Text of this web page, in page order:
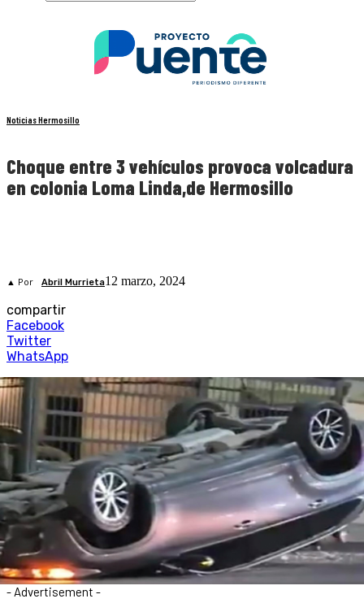
Noticias Hermosillo
Choque entre 3 vehículos provoca volcadura
en colonia Loma Linda,de Hermosillo
▲ Por Abril Murrieta12 marzo, 2024
compartir
Facebook
Twitter
WhatsApp
- Advertisement -